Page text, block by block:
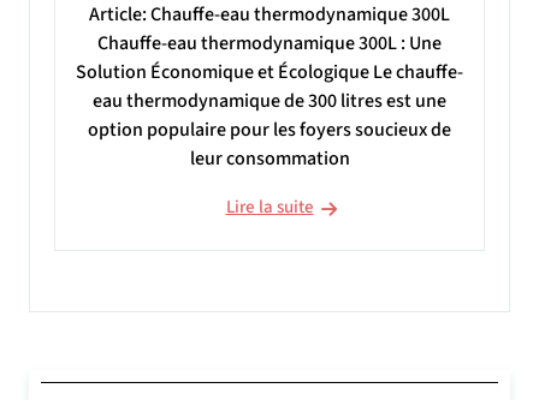
Article: Chauffe-eau thermodynamique 300L
Chauffe-eau thermodynamique 300L : Une
Solution Économique et Écologique Le chauffe-
eau thermodynamique de 300 litres est une
option populaire pour les foyers soucieux de
leur consommation
Lire la suite